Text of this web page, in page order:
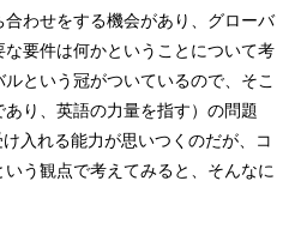
わせをする機会があり、グローバ
要件は何かということについて考
という冠がついているので、そこ
り、英語の力量を指す）の問題
入れる能力が思いつくのだが、コ
う観点で考えてみると、そんなに